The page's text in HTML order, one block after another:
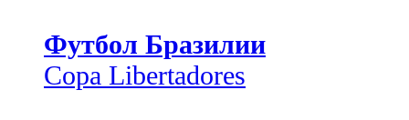
Футбол Бразилии
Copa Libertadores